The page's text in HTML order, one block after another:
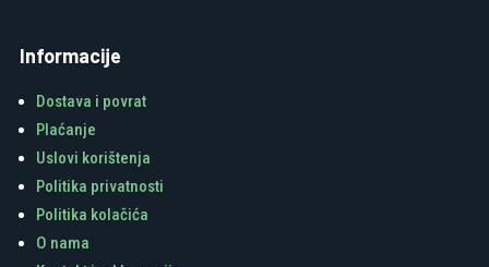
Informacije
Dostava i povrat
Plaćanje
Uslovi korištenja
Politika privatnosti
Politika kolačića
O nama